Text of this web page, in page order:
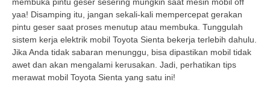
membuka pintu geser sesering mungkin saat mesin mobil off
yaa! Disamping itu, jangan sekali-kali mempercepat gerakan
pintu geser saat proses menutup atau membuka. Tunggulah
sistem kerja elektrik mobil Toyota Sienta bekerja terlebih dahulu.
Jika Anda tidak sabaran menunggu, bisa dipastikan mobil tidak
awet dan akan mengalami kerusakan. Jadi, perhatikan tips
merawat mobil Toyota Sienta yang satu ini!